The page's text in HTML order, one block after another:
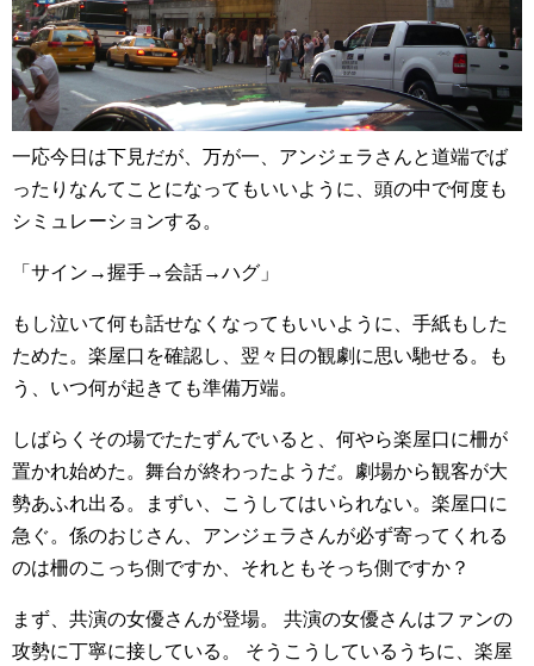
一応今日は下見だが、万が一、アンジェラさんと道端でば
ったりなんてことになってもいいように、頭の中で何度も
シミュレーションする。
「サイン→握手→会話→ハグ」
もし泣いて何も話せなくなってもいいように、手紙もした
ためた。楽屋口を確認し、翌々日の観劇に思い馳せる。も
う、いつ何が起きても準備万端。
しばらくその場でたたずんでいると、何やら楽屋口に柵が
置かれ始めた。舞台が終わったようだ。劇場から観客が大
勢あふれ出る。まずい、こうしてはいられない。楽屋口に
急ぐ。係のおじさん、アンジェラさんが必ず寄ってくれる
のは柵のこっち側ですか、それともそっち側ですか？
まず、共演の女優さんが登場。 共演の女優さんはファンの
攻勢に丁寧に接している。 そうこうしているうちに、楽屋